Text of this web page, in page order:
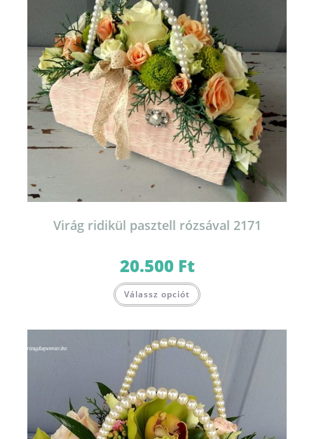
Virág ridikül pasztell rózsával 2171
20.500 Ft
Válassz opciót